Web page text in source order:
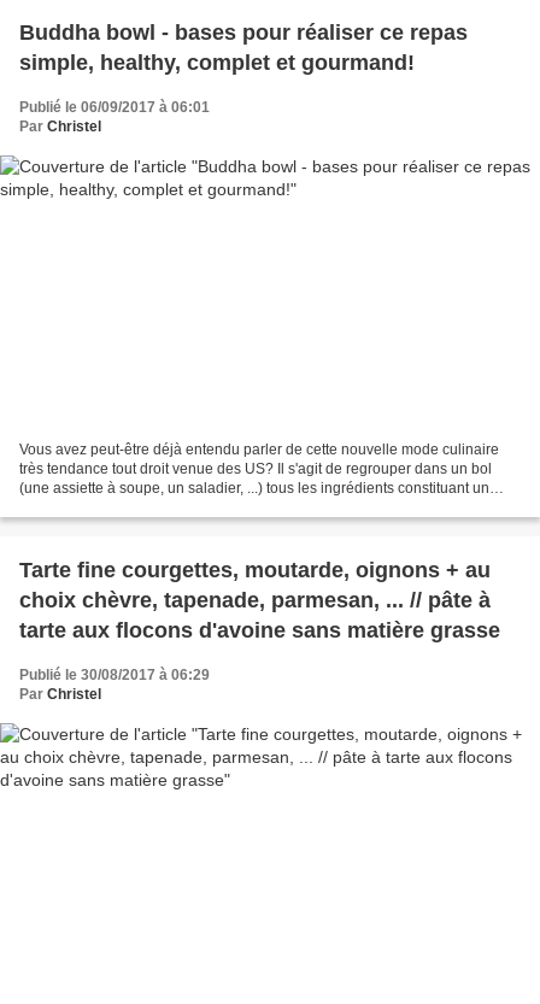
Buddha bowl - bases pour réaliser ce repas
simple, healthy, complet et gourmand!
Publié le 06/09/2017 à 06:01
Par Christel
Vous avez peut-être déjà entendu parler de cette nouvelle mode culinaire
très tendance tout droit venue des US? Il s'agit de regrouper dans un bol
(une assiette à soupe, un saladier, ...) tous les ingrédients constituant un
Tarte fine courgettes, moutarde, oignons + au
choix chèvre, tapenade, parmesan, ... // pâte à
tarte aux flocons d'avoine sans matière grasse
Publié le 30/08/2017 à 06:29
Par Christel